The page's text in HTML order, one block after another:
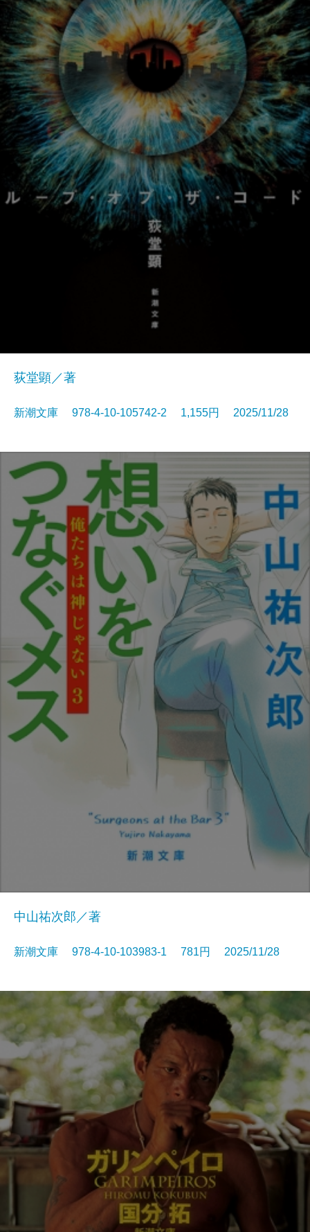
荻堂顕／著
新潮文庫 978-4-10-105742-2 1,155円 2025/11/28
中山祐次郎／著
新潮文庫 978-4-10-103983-1 781円 2025/11/28